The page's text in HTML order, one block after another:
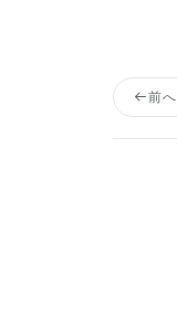
前へ